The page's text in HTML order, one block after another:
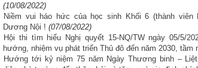
(10/08/2022)
Niềm vui háo hức của học sinh Khối 6 (thành viên
Dương Nội ! (07/08/2022)
Hội thi tìm hiểu Nghị quyết 15-NQ/TW ngày 05/5/
hướng, nhiệm vụ phát triển Thủ đô đến năm 2030, tầm
Hướng tới kỷ niệm 75 năm Ngày Thương binh –